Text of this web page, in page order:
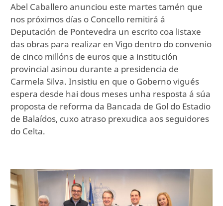
Abel Caballero anunciou este martes tamén que
nos próximos días o Concello remitirá á
Deputación de Pontevedra un escrito coa listaxe
das obras para realizar en Vigo dentro do convenio
de cinco millóns de euros que a institución
provincial asinou durante a presidencia de
Carmela Silva. Insistiu en que o Goberno vigués
espera desde hai dous meses unha resposta á súa
proposta de reforma da Bancada de Gol do Estadio
de Balaídos, cuxo atraso prexudica aos seguidores
do Celta.